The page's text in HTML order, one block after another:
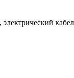
электрический